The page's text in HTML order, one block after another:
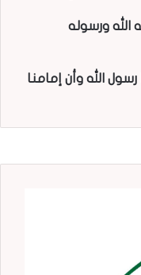
الله ورسوله
الله وأن إمامنا